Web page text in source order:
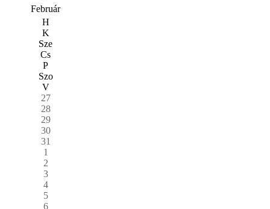
Február
H
K
Sze
Cs
P
Szo
V
27
28
29
30
31
1
2
3
4
5
6